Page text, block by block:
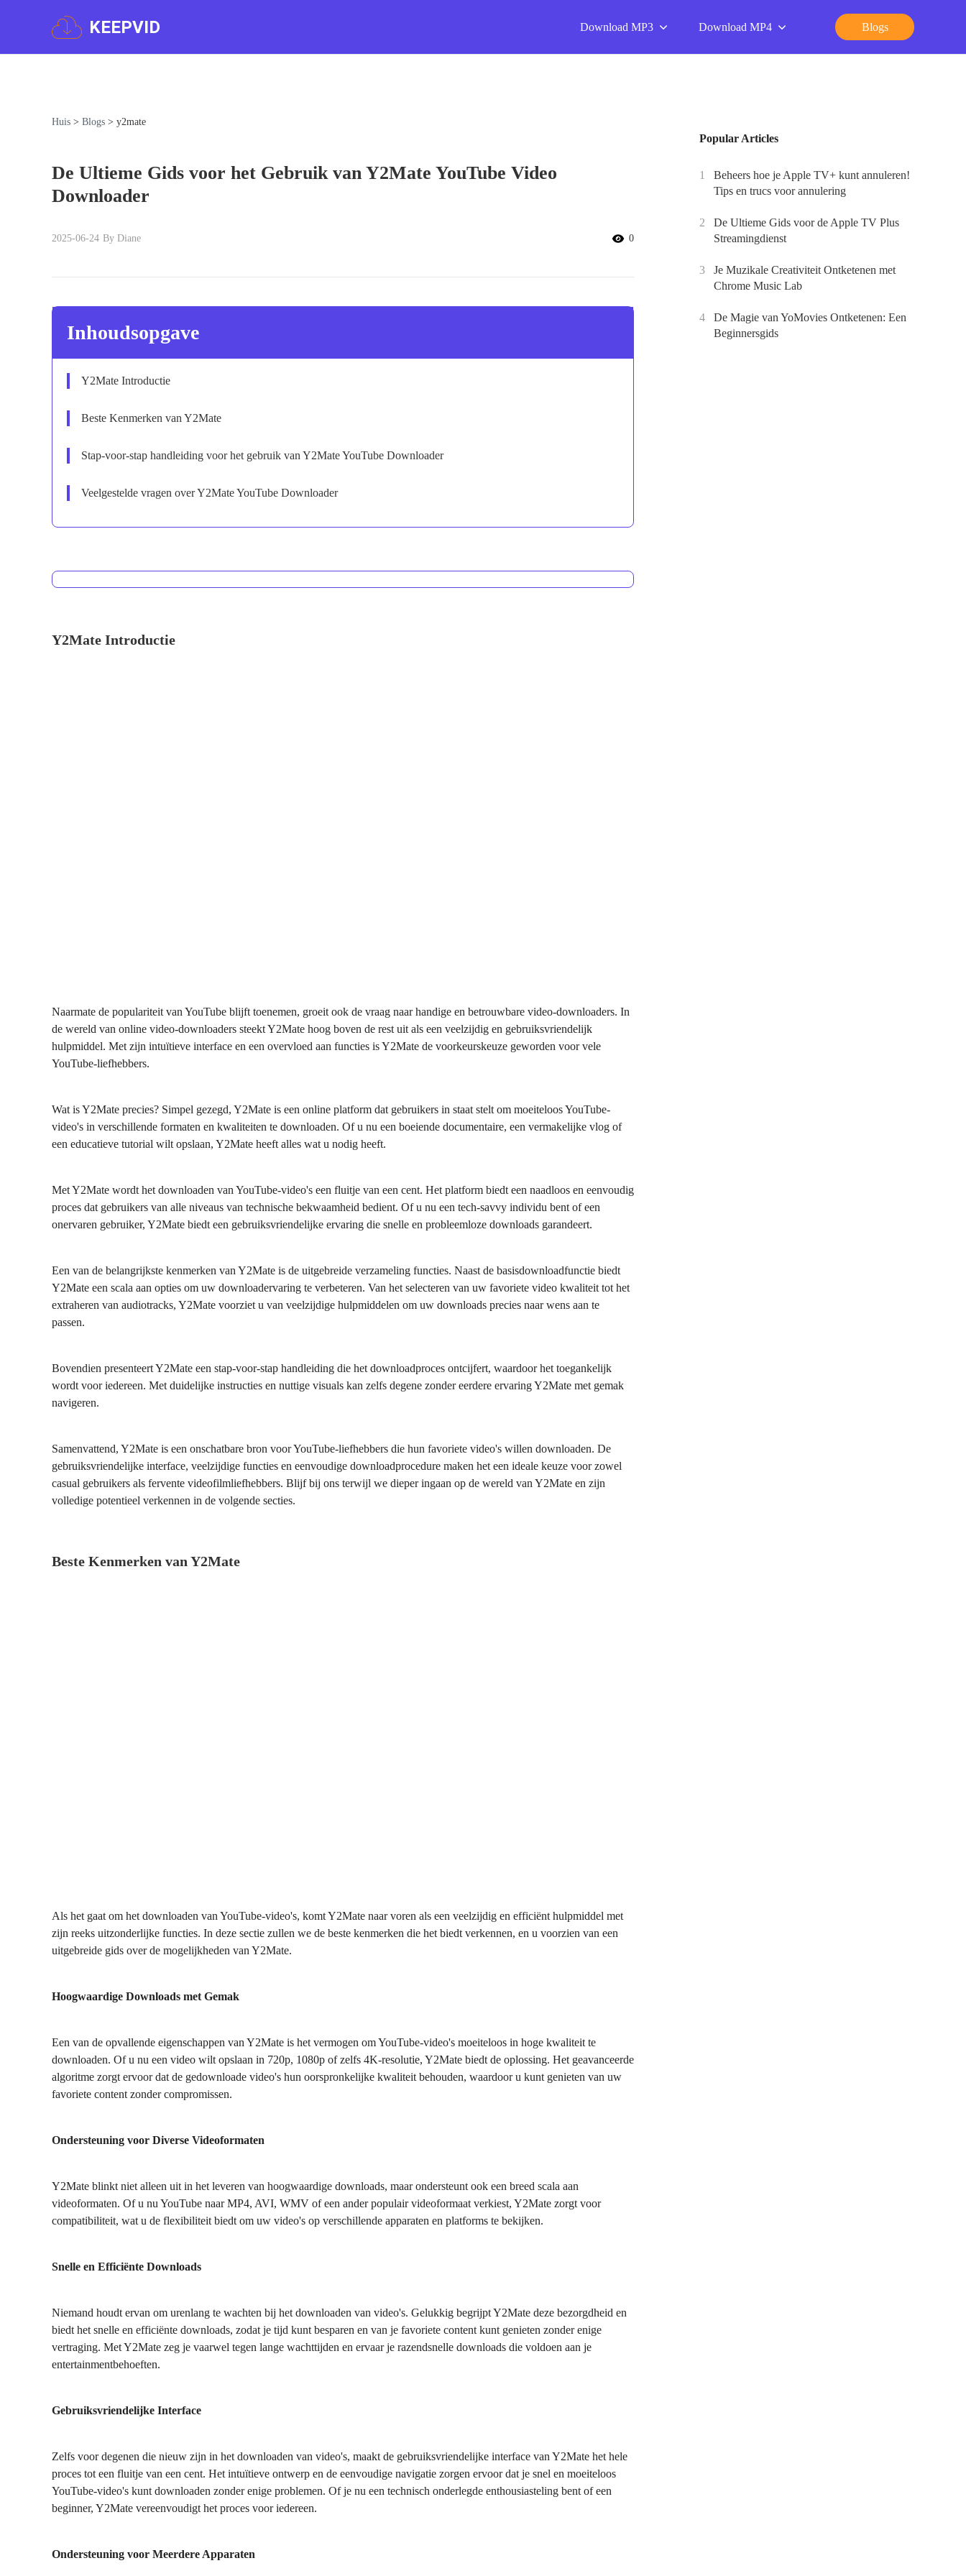
KEEPVID Download MP3 Download MP4 Blogs
Huis > Blogs > y2mate
De Ultieme Gids voor het Gebruik van Y2Mate YouTube Video
Downloader
2025-06-24 By Diane 0
Inhoudsopgave
Y2Mate Introductie
Beste Kenmerken van Y2Mate
Stap-voor-stap handleiding voor het gebruik van Y2Mate YouTube Downloader
Veelgestelde vragen over Y2Mate YouTube Downloader
Y2Mate Introductie
Naarmate de populariteit van YouTube blijft toenemen, groeit ook de vraag naar handige en betrouwbare video-downloaders. In
de wereld van online video-downloaders steekt Y2Mate hoog boven de rest uit als een veelzijdig en gebruiksvriendelijk
hulpmiddel. Met zijn intuïtieve interface en een overvloed aan functies is Y2Mate de voorkeurskeuze geworden voor vele
YouTube-liefhebbers.
Wat is Y2Mate precies? Simpel gezegd, Y2Mate is een online platform dat gebruikers in staat stelt om moeiteloos YouTube-
video's in verschillende formaten en kwaliteiten te downloaden. Of u nu een boeiende documentaire, een vermakelijke vlog of
een educatieve tutorial wilt opslaan, Y2Mate heeft alles wat u nodig heeft.
Met Y2Mate wordt het downloaden van YouTube-video's een fluitje van een cent. Het platform biedt een naadloos en eenvoudig
proces dat gebruikers van alle niveaus van technische bekwaamheid bedient. Of u nu een tech-savvy individu bent of een
onervaren gebruiker, Y2Mate biedt een gebruiksvriendelijke ervaring die snelle en probleemloze downloads garandeert.
Een van de belangrijkste kenmerken van Y2Mate is de uitgebreide verzameling functies. Naast de basisdownloadfunctie biedt
Y2Mate een scala aan opties om uw downloadervaring te verbeteren. Van het selecteren van uw favoriete video kwaliteit tot het
extraheren van audiotracks, Y2Mate voorziet u van veelzijdige hulpmiddelen om uw downloads precies naar wens aan te
passen.
Bovendien presenteert Y2Mate een stap-voor-stap handleiding die het downloadproces ontcijfert, waardoor het toegankelijk
wordt voor iedereen. Met duidelijke instructies en nuttige visuals kan zelfs degene zonder eerdere ervaring Y2Mate met gemak
navigeren.
Samenvattend, Y2Mate is een onschatbare bron voor YouTube-liefhebbers die hun favoriete video's willen downloaden. De
gebruiksvriendelijke interface, veelzijdige functies en eenvoudige downloadprocedure maken het een ideale keuze voor zowel
casual gebruikers als fervente videofilmliefhebbers. Blijf bij ons terwijl we dieper ingaan op de wereld van Y2Mate en zijn
volledige potentieel verkennen in de volgende secties.
Beste Kenmerken van Y2Mate
Als het gaat om het downloaden van YouTube-video's, komt Y2Mate naar voren als een veelzijdig en efficiënt hulpmiddel met
zijn reeks uitzonderlijke functies. In deze sectie zullen we de beste kenmerken die het biedt verkennen, en u voorzien van een
uitgebreide gids over de mogelijkheden van Y2Mate.
Hoogwaardige Downloads met Gemak
Een van de opvallende eigenschappen van Y2Mate is het vermogen om YouTube-video's moeiteloos in hoge kwaliteit te
downloaden. Of u nu een video wilt opslaan in 720p, 1080p of zelfs 4K-resolutie, Y2Mate biedt de oplossing. Het geavanceerde
algoritme zorgt ervoor dat de gedownloade video's hun oorspronkelijke kwaliteit behouden, waardoor u kunt genieten van uw
favoriete content zonder compromissen.
Ondersteuning voor Diverse Videoformaten
Y2Mate blinkt niet alleen uit in het leveren van hoogwaardige downloads, maar ondersteunt ook een breed scala aan
videoformaten. Of u nu YouTube naar MP4, AVI, WMV of een ander populair videoformaat verkiest, Y2Mate zorgt voor
compatibiliteit, wat u de flexibiliteit biedt om uw video's op verschillende apparaten en platforms te bekijken.
Snelle en Efficiënte Downloads
Niemand houdt ervan om urenlang te wachten bij het downloaden van video's. Gelukkig begrijpt Y2Mate deze bezorgdheid en
biedt het snelle en efficiënte downloads, zodat je tijd kunt besparen en van je favoriete content kunt genieten zonder enige
vertraging. Met Y2Mate zeg je vaarwel tegen lange wachttijden en ervaar je razendsnelle downloads die voldoen aan je
entertainmentbehoeften.
Gebruiksvriendelijke Interface
Zelfs voor degenen die nieuw zijn in het downloaden van video's, maakt de gebruiksvriendelijke interface van Y2Mate het hele
proces tot een fluitje van een cent. Het intuïtieve ontwerp en de eenvoudige navigatie zorgen ervoor dat je snel en moeiteloos
YouTube-video's kunt downloaden zonder enige problemen. Of je nu een technisch onderlegde enthousiasteling bent of een
beginner, Y2Mate vereenvoudigt het proces voor iedereen.
Ondersteuning voor Meerdere Apparaten
Popular Articles
1
Beheers hoe je Apple TV+ kunt annuleren!
Tips en trucs voor annulering
2
De Ultieme Gids voor de Apple TV Plus
Streamingdienst
3
Je Muzikale Creativiteit Ontketenen met
Chrome Music Lab
4
De Magie van YoMovies Ontketenen: Een
Beginnersgids